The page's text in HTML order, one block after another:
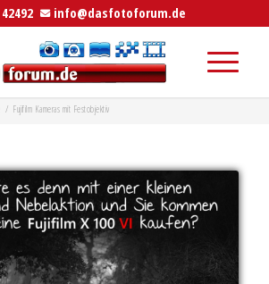
info@dasfotoforum.de
/ Fujifilm Kameras mit Festobjektiv